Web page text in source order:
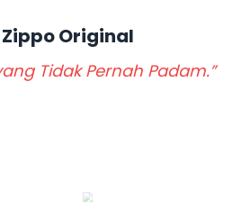
Original
Tidak Pernah Padam.”